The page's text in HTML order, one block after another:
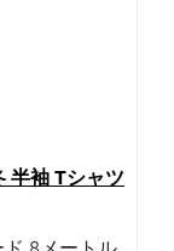
半袖 Tシャツ